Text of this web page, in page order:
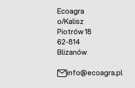
Ecoagra
o/Kalisz
Piotrów 18
62-814
Blizanów
info@ecoagra.pl